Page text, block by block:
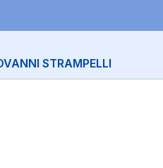
STRAMPELLI